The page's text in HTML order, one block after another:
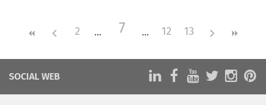
AKTUELLES
KONTAKT
2 7 12 13
SOCIAL WEB